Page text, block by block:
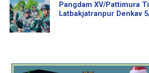
Pangdam XV/Pattimura
Latbakjatranpur Denkav